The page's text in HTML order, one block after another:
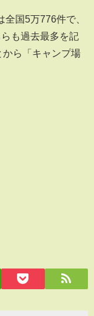
国5万776件で、
も過去最多を記
ら「キャンプ場